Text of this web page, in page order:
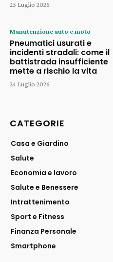
25 Luglio 2026
Manutenzione auto e moto
Pneumatici usurati e
incidenti stradali: come il
battistrada insufficiente
mette a rischio la vita
24 Luglio 2026
CATEGORIE
Casa e Giardino
Salute
Economia e lavoro
Salute e Benessere
Intrattenimento
Sport e Fitness
Finanza Personale
Smartphone